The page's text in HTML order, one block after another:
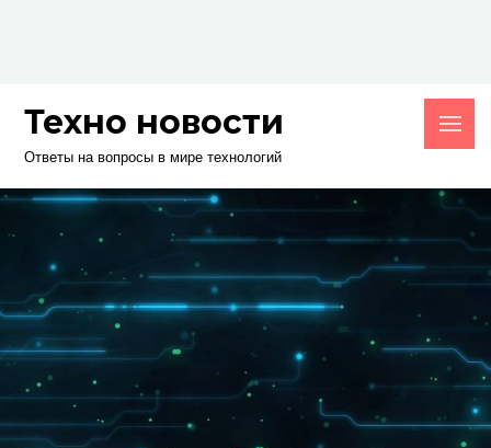
Техно новости
Ответы на вопросы в мире технологий